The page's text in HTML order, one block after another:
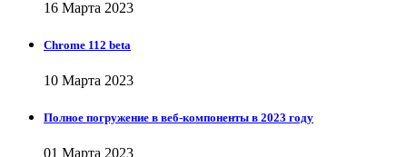
16 Марта 2023
Chrome 112 beta
10 Марта 2023
Полное погружение в веб-компоненты в 2023 году
01 Марта 2023